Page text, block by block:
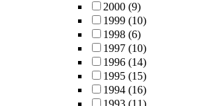
2000 (9)
1999 (10)
1998 (6)
1997 (10)
1996 (14)
1995 (15)
1994 (16)